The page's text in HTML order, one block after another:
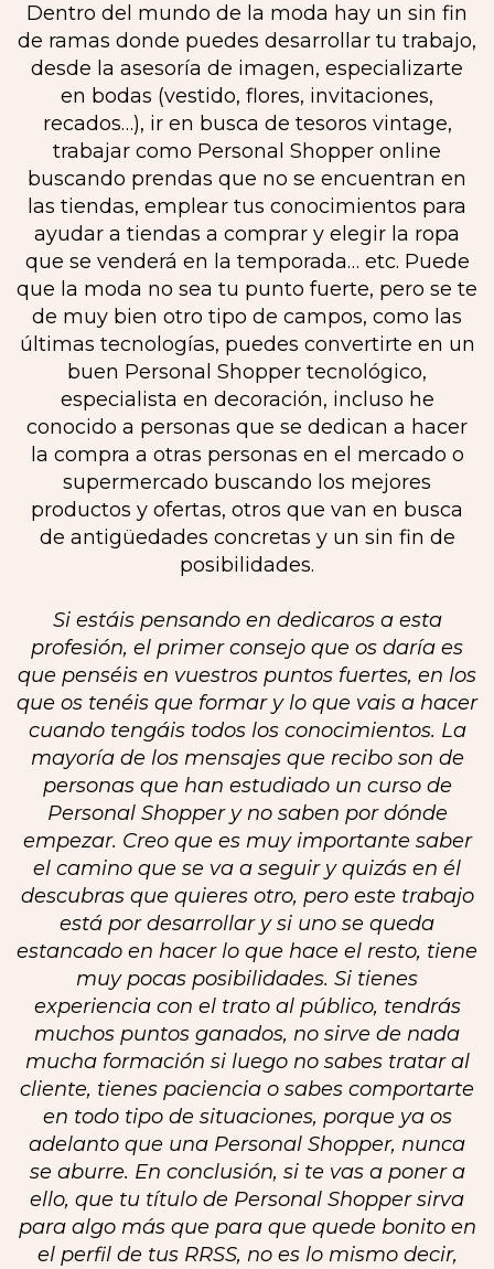
Dentro del mundo de la moda hay un sin fin
de ramas donde puedes desarrollar tu trabajo,
desde la asesoría de imagen, especializarte
en bodas (vestido, flores, invitaciones,
recados…), ir en busca de tesoros vintage,
trabajar como Personal Shopper online
buscando prendas que no se encuentran en
las tiendas, emplear tus conocimientos para
ayudar a tiendas a comprar y elegir la ropa
que se venderá en la temporada… etc. Puede
que la moda no sea tu punto fuerte, pero se te
de muy bien otro tipo de campos, como las
últimas tecnologías, puedes convertirte en un
buen Personal Shopper tecnológico,
especialista en decoración, incluso he
conocido a personas que se dedican a hacer
la compra a otras personas en el mercado o
supermercado buscando los mejores
productos y ofertas, otros que van en busca
de antigüedades concretas y un sin fin de
posibilidades.
Si estáis pensando en dedicaros a esta
profesión, el primer consejo que os daría es
que penséis en vuestros puntos fuertes, en los
que os tenéis que formar y lo que vais a hacer
cuando tengáis todos los conocimientos. La
mayoría de los mensajes que recibo son de
personas que han estudiado un curso de
Personal Shopper y no saben por dónde
empezar. Creo que es muy importante saber
el camino que se va a seguir y quizás en él
descubras que quieres otro, pero este trabajo
está por desarrollar y si uno se queda
estancado en hacer lo que hace el resto, tiene
muy pocas posibilidades. Si tienes
experiencia con el trato al público, tendrás
muchos puntos ganados, no sirve de nada
mucha formación si luego no sabes tratar al
cliente, tienes paciencia o sabes comportarte
en todo tipo de situaciones, porque ya os
adelanto que una Personal Shopper, nunca
se aburre. En conclusión, si te vas a poner a
ello, que tu título de Personal Shopper sirva
para algo más que para que quede bonito en
el perfil de tus RRSS, no es lo mismo decir,